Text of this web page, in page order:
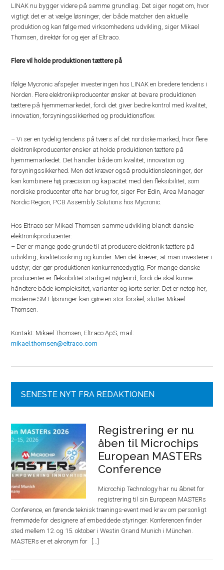
LINAK nu bygger videre på samme grundlag. Det siger noget om, hvor
vigtigt det er at vælge løsninger, der både matcher den aktuelle
produktion og kan følge med virksomhedens udvikling, siger Mikael
Thomsen, direktør for og ejer af Eltraco.
Flere vil holde produktionen tættere på
Ifølge Mycronic afspejler investeringen hos LINAK en bredere tendens i
Norden. Flere elektronikproducenter ønsker at bevare produktionen
tættere på hjemmemarkedet, fordi det giver bedre kontrol med kvalitet,
innovation, forsyningssikkerhed og produktionsflow.
– Vi ser en tydelig tendens på tværs af det nordiske marked, hvor flere
elektronikproducenter ønsker at holde produktionen tættere på
hjemmemarkedet. Det handler både om kvalitet, innovation og
forsyningssikkerhed. Men det kræver også produktionsløsninger, der
kan kombinere høj præcision og kapacitet med den fleksibilitet, som
nordiske producenter ofte har brug for, siger Per Edin, Area Manager
Nordic Region, PCB Assembly Solutions hos Mycronic.
Hos Eltraco ser Mikael Thomsen samme udvikling blandt danske
elektronikproducenter:
– Der er mange gode grunde til at producere elektronik tættere på
udvikling, kvalitetssikring og kunder. Men det kræver, at man investerer i
udstyr, der gør produktionen konkurrencedygtig. For mange danske
producenter er fleksibilitet stadig et nøgleord, fordi de skal kunne
håndtere både kompleksitet, varianter og korte serier. Det er netop her,
moderne SMT-løsninger kan gøre en stor forskel, slutter Mikael
Thomsen.
Kontakt: Mikael Thomsen, Eltraco ApS, mail:
mikael.thomsen@eltraco.com
SENESTE NYT FRA REDAKTIONEN
Registrering er nu
åben til Microchips
European MASTERs
Conference
Microchip Technology har nu åbnet for
registrering til sin European MASTERs
Conference, en førende teknisk trænings-event med krav om personligt
fremmøde for designere af embeddede styringer. Konferencen finder
sted mellem 12. og 15. oktober i Westin Grand Munich i München.
MASTERs er et akronym for